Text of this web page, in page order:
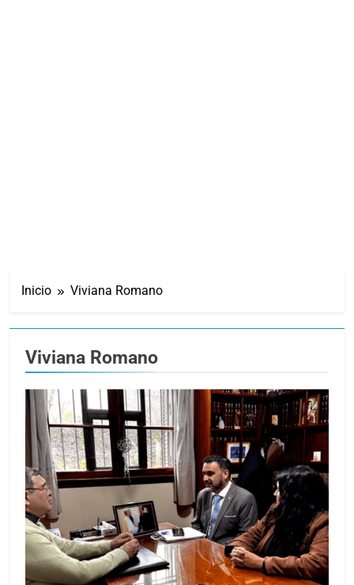
Inicio Viviana Romano
Viviana Romano